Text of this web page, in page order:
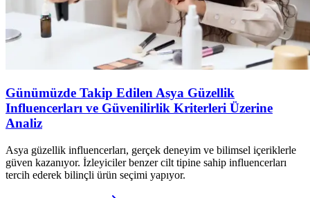
Günümüzde Takip Edilen Asya Güzellik
Influencerları ve Güvenilirlik Kriterleri Üzerine
Analiz
Asya güzellik influencerları, gerçek deneyim ve bilimsel içeriklerle
güven kazanıyor. İzleyiciler benzer cilt tipine sahip influencerları
tercih ederek bilinçli ürün seçimi yapıyor.